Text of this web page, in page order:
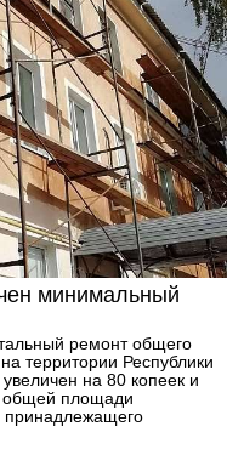
минимальный
ремонт общего
территории Республики
на 80 копеек и
общей площади